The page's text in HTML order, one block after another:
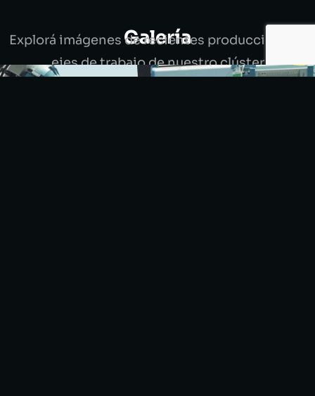
Galería
Explorá imágenes de recientes producciones y
ejes de trabajo de nuestro clúster